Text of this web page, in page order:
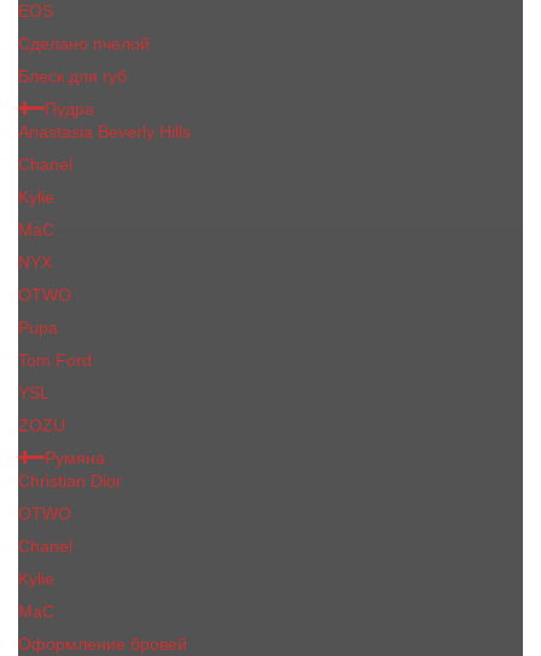
EOS
Сделано пчелой
Блеск для губ
Пудра
Anastasia Beverly Hills
Chanel
Kylie
MaC
NYX
OTWO
Pupa
Tom Ford
YSL
ZOZU
Румяна
Christian Dior
OTWO
Сhanеl
Kylie
MaC
Оформление бровей